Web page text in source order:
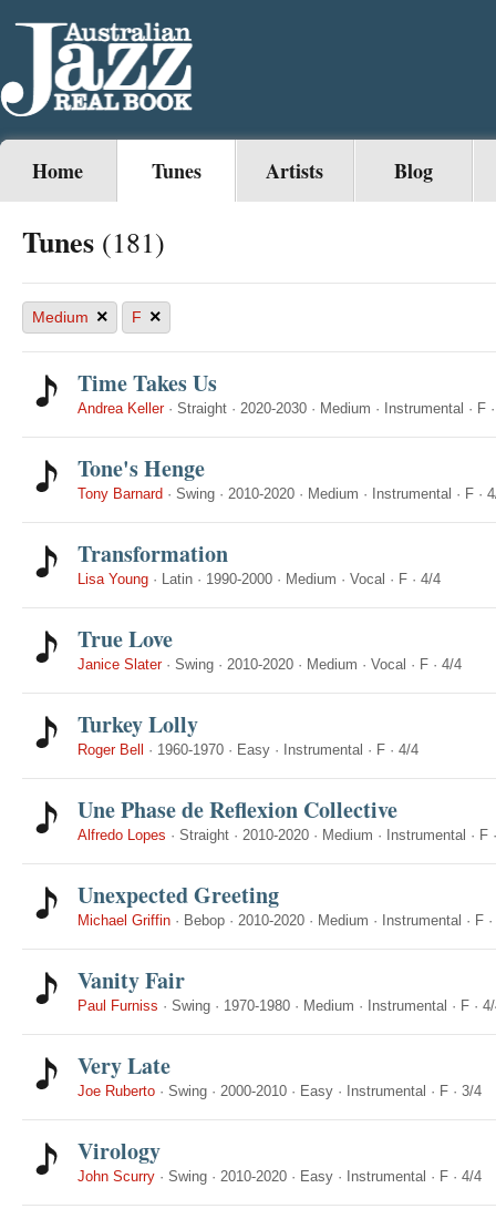
Home Tunes Artists Blog
Tunes (181)
Medium × F ×
Time Takes Us
Andrea Keller· Straight · 2020-2030 · Medium · Instrumental · F
Tone's Henge
Tony Barnard · Swing · 2010-2020 · Medium · Instrumental · F ·
Transformation
Lisa Young · Latin · 1990-2000 · Medium · Vocal · F · 4/4
True Love
Janice Slater· Swing · 2010-2020 · Medium · Vocal · F · 4/4
Turkey Lolly
Roger Bell · 1960-1970 · Easy · Instrumental · F · 4/4
Une Phase de Reflexion Collective
Alfredo Lopes · Straight · 2010-2020 · Medium · Instrumental · F
Unexpected Greeting
Michael Griffin · Bebop · 2010-2020 · Medium · Instrumental · F ·
Vanity Fair
Paul Furniss · Swing · 1970-1980 · Medium · Instrumental · F ·
Very Late
Joe Ruberto · Swing · 2000-2010 · Easy · Instrumental · F · 3/4
Virology
John Scurry · Swing · 2010-2020 · Easy · Instrumental · F · 4/4